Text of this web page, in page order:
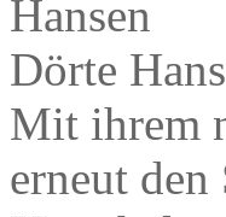
Dörte
Mit ihrem
erneut